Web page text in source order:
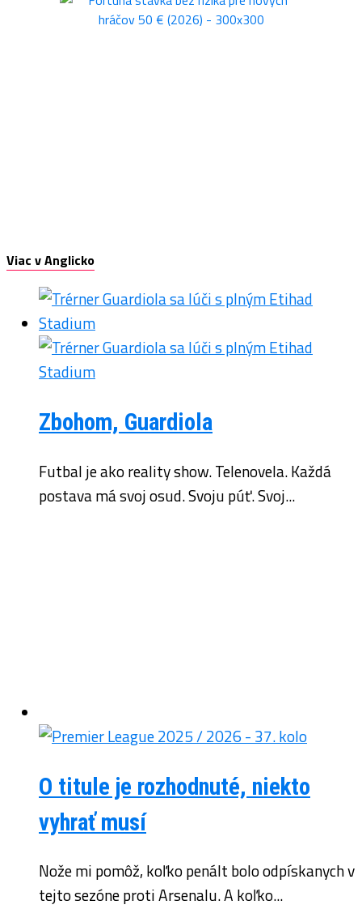
Viac v Anglicko
Zbohom, Guardiola
Futbal je ako reality show. Telenovela. Každá
postava má svoj osud. Svoju púť. Svoj...
O titule je rozhodnuté, niekto
vyhrať musí
Nože mi pomôž, koľko penált bolo odpískanych v
tejto sezóne proti Arsenalu. A koľko...